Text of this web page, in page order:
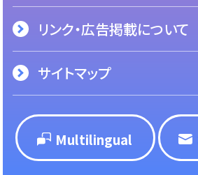
リンク・広告掲載について
サイトマップ
Multilingual